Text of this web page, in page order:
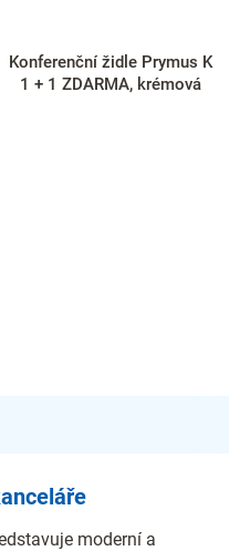
Konferenční židle Prymus K
1 + 1 ZDARMA, krémová
moderní a